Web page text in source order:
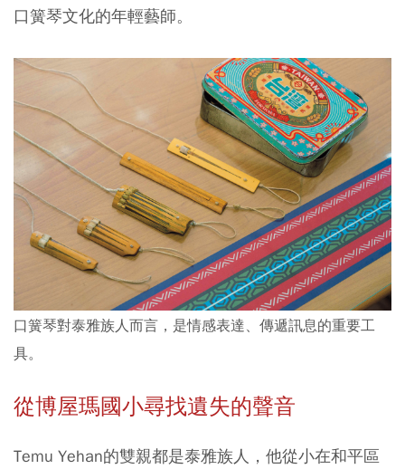
口簧琴文化的年輕藝師。
口簧琴對泰雅族人而言，是情感表達、傳遞訊息的重要工
具。
從博屋瑪國小尋找遺失的聲音
Temu Yehan的雙親都是泰雅族人，他從小在和平區